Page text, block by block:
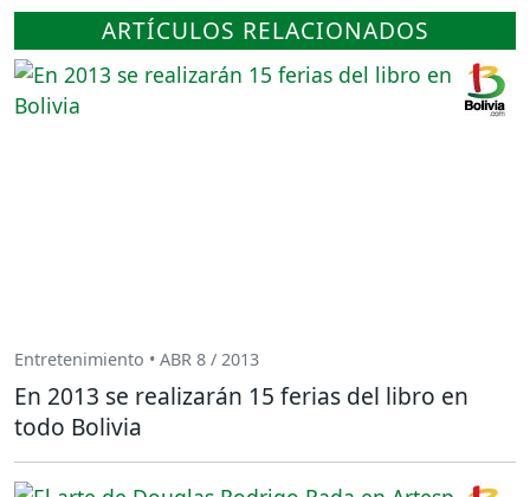
ARTÍCULOS RELACIONADOS
Entretenimiento • ABR 8 / 2013
En 2013 se realizarán 15 ferias del libro en
todo Bolivia